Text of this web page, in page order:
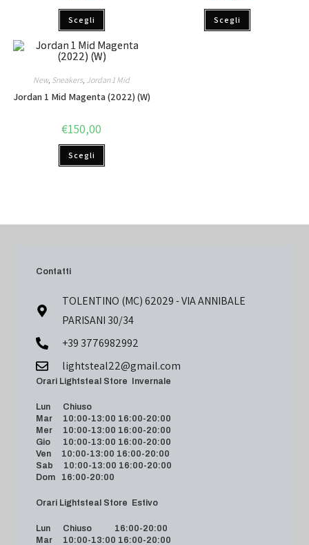
Scegli Scegli
New, Sneakers, Jordan 1 Mid
Jordan 1 Mid Magenta (2022) (W)
€150,00
Scegli
Contatti
TOLENTINO (MC) 62029 - VIA ANNIBALE
PARISANI 30/34
+39 3776982992
lightsteal22@gmail.com
Orari Lightsteal Store Invernale
Lun Chiuso
Mar 10:00-13:00 16:00-20:00
Mer 10:00-13:00 16:00-20:00
Gio 10:00-13:00 16:00-20:00
Ven 10:00-13:00 16:00-20:00
Sab 10:00-13:00 16:00-20:00
Dom 16:00-20:00
Orari Lightsteal Store Estivo
Lun Chiuso 16:00-20:00
Mar 10:00-13:00 16:00-20:00